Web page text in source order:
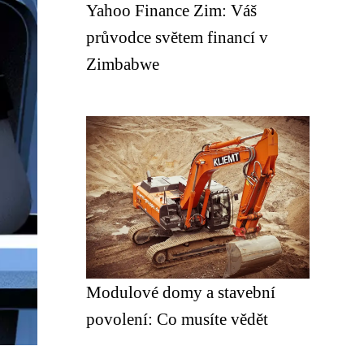
Yahoo Finance Zim: Váš
průvodce světem financí v
Zimbabwe
Modulové domy a stavební
povolení: Co musíte vědět